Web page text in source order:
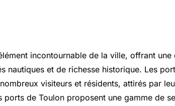
incontournable de la ville, offrant une
nautiques et de richesse historique. Les
visiteurs et résidents, attirés par
ports de Toulon proposent une gamme de